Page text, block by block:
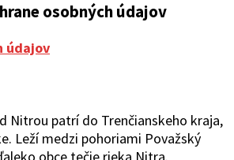
osobných údajov
údajov
Nitrou patrí do Trenčianskeho kraja,
Leží medzi pohoriami Považský